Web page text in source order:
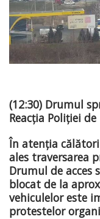
(12:30) Drumul
Reacția Poliției
În atenția
ales traversarea
Drumul de acces
blocat de la
vehiculelor este
protestelor